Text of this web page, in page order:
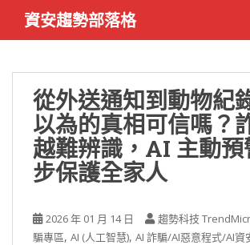
i
資安趨勢部落格
從外送通知到動物紀
以為的真相可信嗎？
越難辨識，AI 主動預
步保護全家人
2026 年 01 月 14 日 趨勢科技
騙專區, AI (人工智慧), AI 詐騙/AI惡意程式/AI資